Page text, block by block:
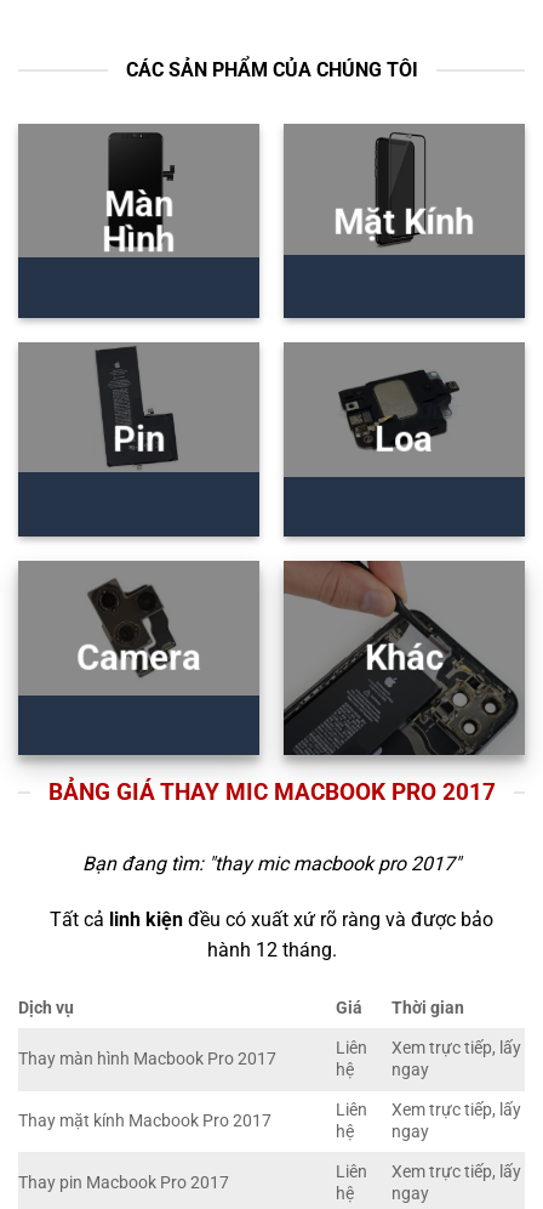
CÁC SẢN PHẨM CỦA CHÚNG TÔI
Màn
Hình
Mặt Kính
Pin Loa
Camera Khác
BẢNG GIÁ THAY MIC MACBOOK PRO 2017
Bạn đang tìm: "thay mic macbook pro 2017"
Tất cả linh kiện đều có xuất xứ rõ ràng và được bảo
hành 12 tháng.
Dịch vụ Giá Thời gian
Thay màn hình Macbook Pro 2017
Liên
hệ
Xem trực tiếp, lấy
ngay
Thay mặt kính Macbook Pro 2017
Liên
hệ
Xem trực tiếp, lấy
ngay
Thay pin Macbook Pro 2017
Liên
hệ
Xem trực tiếp, lấy
ngay